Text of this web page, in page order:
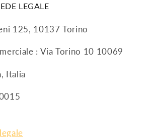
LEGALE
125, 10137 Torino
: Via Torino 10 10069
Italia